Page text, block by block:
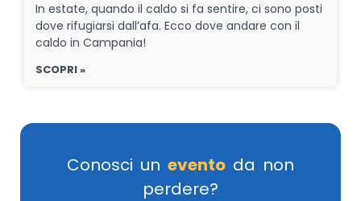
In estate, quando il caldo si fa sentire, ci sono posti
dove rifugiarsi dall’afa. Ecco dove andare con il
caldo in Campania!
SCOPRI »
Conosci un evento da non
perdere?